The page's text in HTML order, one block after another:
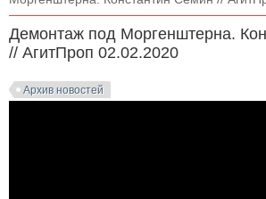
Демонтаж под Моргенштерна.
// АгитПроп 02.02.2020
Архив новостей